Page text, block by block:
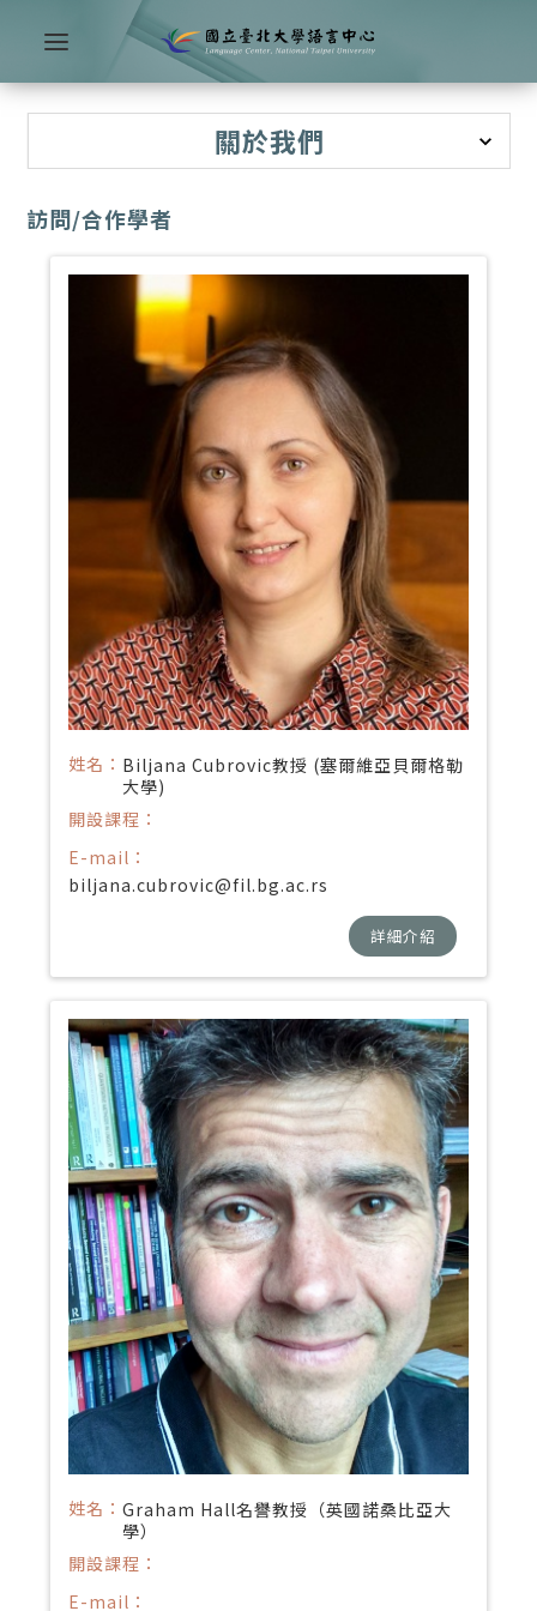
關於我們
訪問/合作學者
姓名： Biljana Cubrovic教授 (塞爾維亞貝爾格勒
大學)
開設課程：
E-mail：
biljana.cubrovic@fil.bg.ac.rs
詳細介紹
姓名：Graham Hall名譽教授（英國諾桑比亞大
學）
開設課程：
E-mail：